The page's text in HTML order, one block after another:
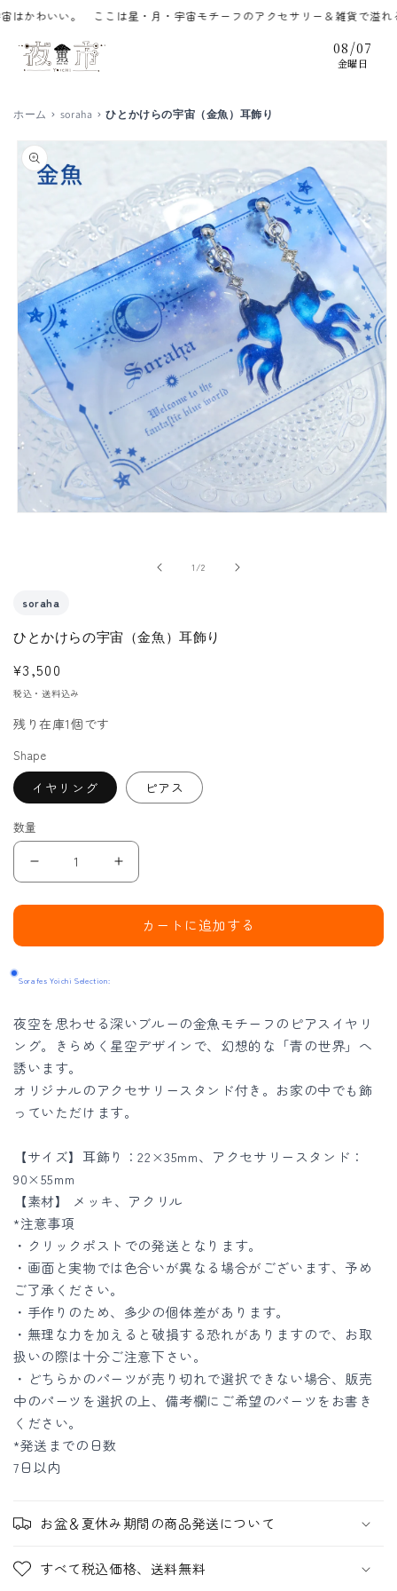
ンツに
わいい。 ここは星・月・宇宙モチーフのアクセサリー＆雑貨で溢れるず
08 /07
金曜日
ホーム soraha ひとかけらの宇宙（金魚）耳飾り
商品情
報にス
キップ
で
デ
ア
(1)
を
開
く
1 /の2
soraha
ひとかけらの宇宙（金魚）耳飾り
通
常
格
¥3,500
税込・送料込み
残り在庫1個です
Shape
イヤリング ピアス
数量
け
の
宇
宙
（金
魚）
耳
り
の
数
量
を
減
ら
す
ひ
け
宇
宙
魚）
耳
り
数
を
増
や
す
カートに追加する
Sorafes Yoichi Selection:
夜空を思わせる深いブルーの金魚モチーフのピアスイヤリ
ング。きらめく星空デザインで、幻想的な「青の世界」へ
誘います。
オリジナルのアクセサリースタンド付き。お家の中でも飾
っていただけます。
【サイズ】耳飾り：22×35mm、アクセサリースタンド：
90×55mm
【素材】 メッキ、アクリル
*注意事項
・クリックポストでの発送となります。
・画面と実物では色合いが異なる場合がございます、予め
ご了承ください。
・手作りのため、多少の個体差があります。
・無理な力を加えると破損する恐れがありますので、お取
扱いの際は十分ご注意下さい。
・どちらかのパーツが売り切れで選択できない場合、販売
中のパーツを選択の上、備考欄にご希望のパーツをお書き
ください。
*発送までの日数
7日以内
お盆＆夏休み期間の商品発送について
すべて税込価格、送料無料